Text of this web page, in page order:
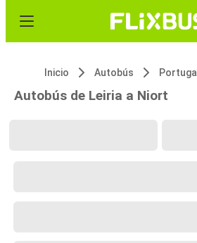
Inicio Autobús Portugal
Autobús de Leiria a Niort